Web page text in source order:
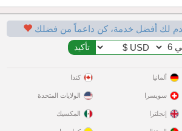
لك أفضل خدمة، كن داعماً من فضلك
ألمانيا
سويسرا
إنجلترا
كندا
الولايات المتحدة
المكسيك